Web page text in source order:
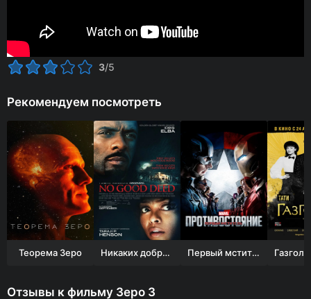
3/5
Рекомендуем посмотреть
Теорема Зеро Никаких добрых дел Первый мститель: Противостояние
Отзывы к фильму Зеро 3